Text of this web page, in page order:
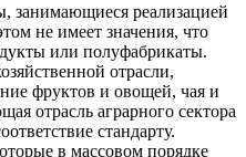
занимающиеся реализацией
не имеет значения, что
или полуфабрикаты.
отрасли,
фруктов и овощей, чая и
отрасль аграрного сектора
стандарту.
в массовом порядке